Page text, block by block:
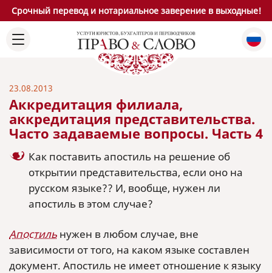
Срочный перевод и нотариальное заверение в выходные!
23.08.2013
Аккредитация филиала,
аккредитация представительства.
Часто задаваемые вопросы. Часть 4
Как поставить апостиль на решение об
открытии представительства, если оно на
русском языке?? И, вообще, нужен ли
апостиль в этом случае?
Апостиль нужен в любом случае, вне
зависимости от того, на каком языке составлен
документ. Апостиль не имеет отношение к языку